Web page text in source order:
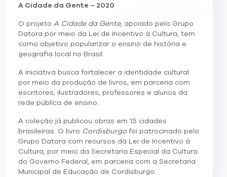
A Cidade da Gente – 2020
O projeto A Cidade da Gente, apoiado pelo Grupo
Datora por meio da Lei de Incentivo à Cultura, tem
como objetivo popularizar o ensino de história e
geografia local no Brasil.
A iniciativa busca fortalecer a identidade cultural
por meio da produção de livros, em parceria com
escritores, ilustradores, professores e alunos da
rede pública de ensino.
A coleção já publicou obras em 15 cidades
brasileiras. O livro Cordisburgo foi patrocinado pelo
Grupo Datora com recursos da Lei de Incentivo à
Cultura, por meio da Secretaria Especial da Cultura
do Governo Federal, em parceria com a Secretaria
Municipal de Educação de Cordisburgo.